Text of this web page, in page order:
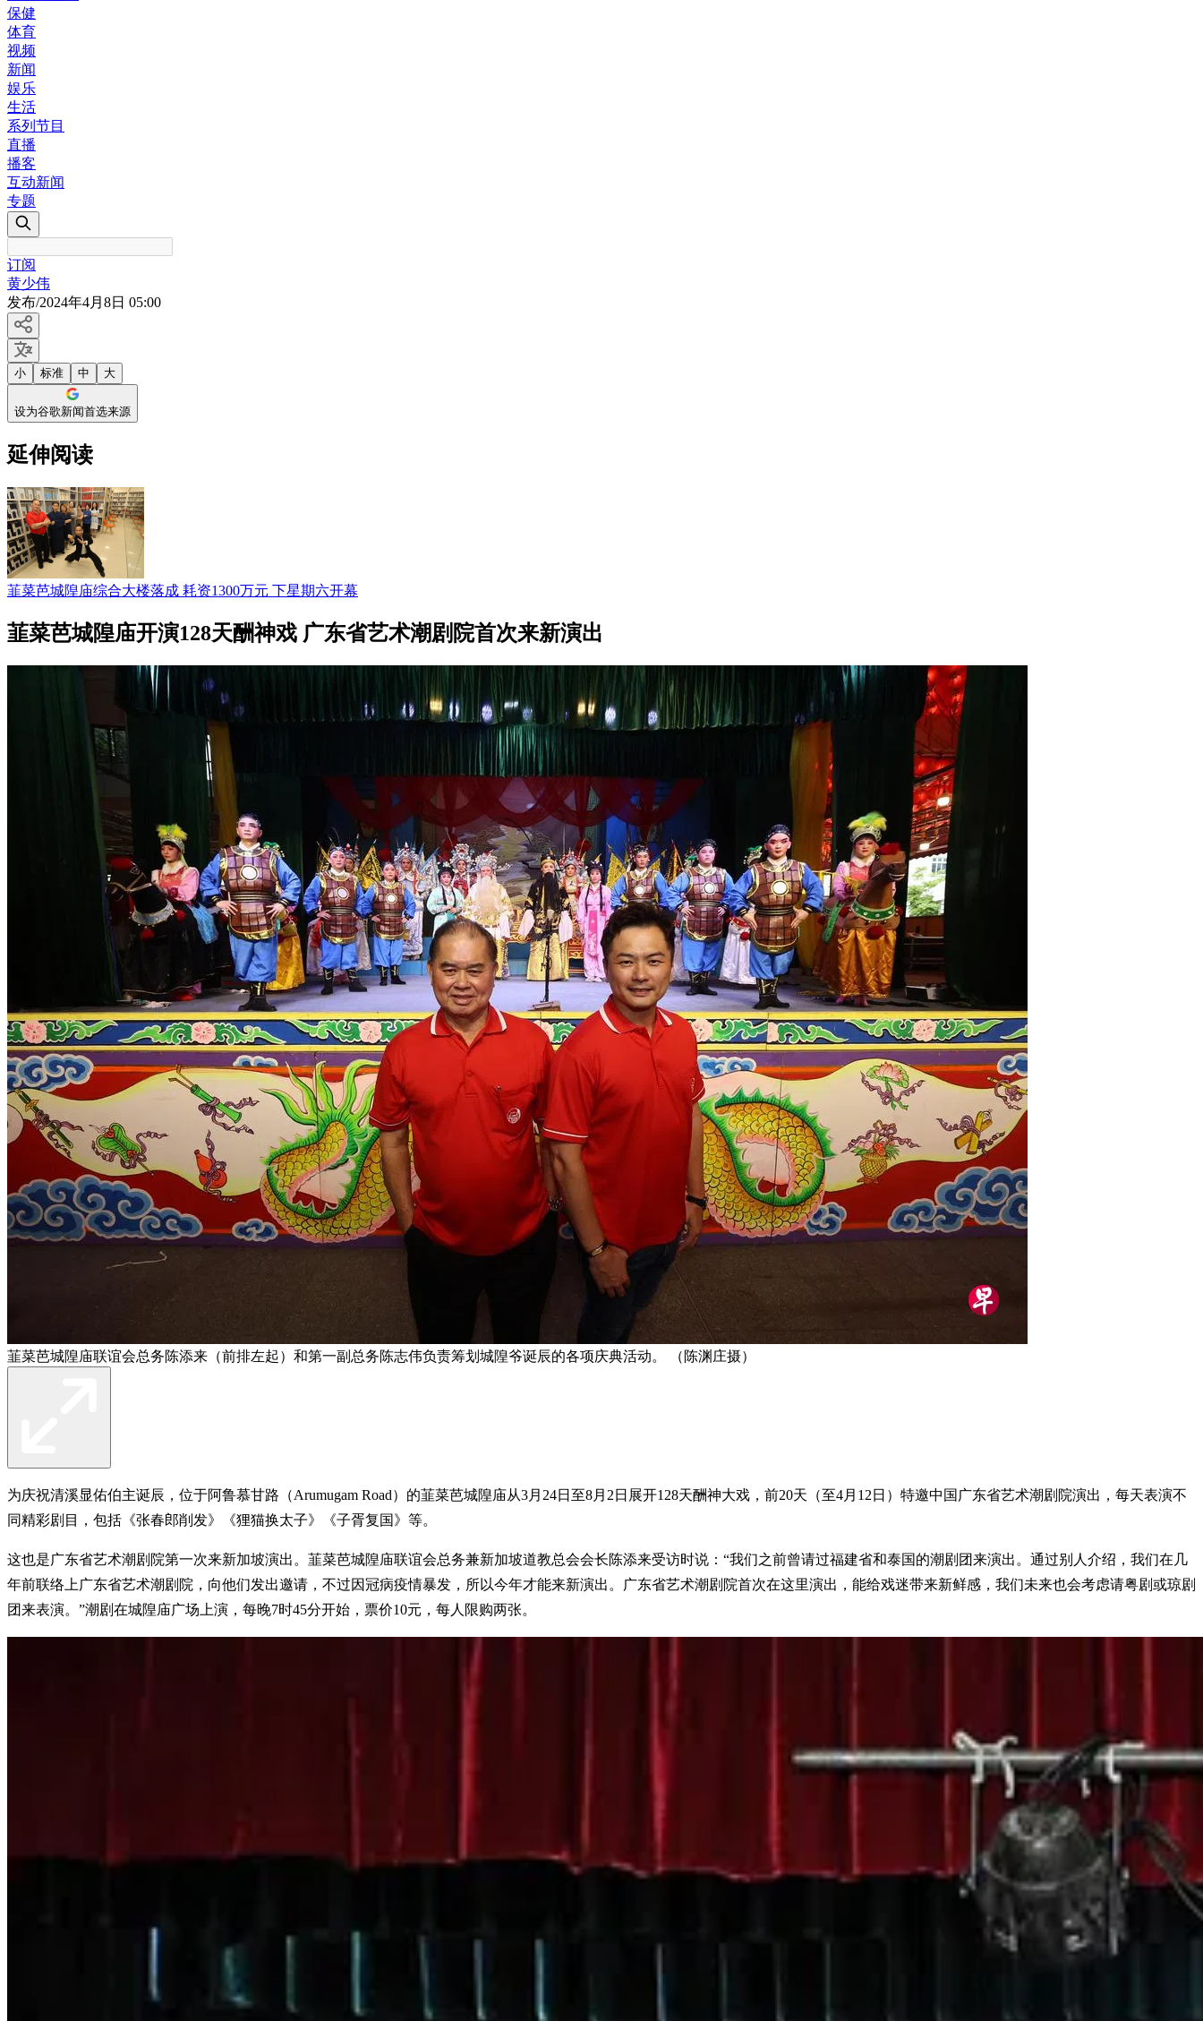
保健
体育
视频
新闻
娱乐
生活
系列节目
直播
播客
互动新闻
专题
订阅
黄少伟
发布/2024年4月8日 05:00
小 标准 中 大
设为谷歌新闻首选来源
延伸阅读
韮菜芭城隍庙综合大楼落成 耗资1300万元 下星期六开幕
韮菜芭城隍庙开演128天酬神戏 广东省艺术潮剧院首次来新演出
韮菜芭城隍庙联谊会总务陈添来（前排左起）和第一副总务陈志伟负责筹划城隍爷诞辰的各项庆典活动。 （陈渊庄摄）
为庆祝清溪显佑伯主诞辰，位于阿鲁慕甘路（Arumugam Road）的韮菜芭城隍庙从3月24日至8月2日展开128天酬神大戏，前20天（至4月12日）特邀中国广东省艺术潮剧院演出，每天表演不
同精彩剧目，包括《张春郎削发》《狸猫换太子》《子胥复国》等。
这也是广东省艺术潮剧院第一次来新加坡演出。韮菜芭城隍庙联谊会总务兼新加坡道教总会会长陈添来受访时说：“我们之前曾请过福建省和泰国的潮剧团来演出。通过别人介绍，我们在几
年前联络上广东省艺术潮剧院，向他们发出邀请，不过因冠病疫情暴发，所以今年才能来新演出。广东省艺术潮剧院首次在这里演出，能给戏迷带来新鲜感，我们未来也会考虑请粤剧或琼剧
团来表演。”潮剧在城隍庙广场上演，每晚7时45分开始，票价10元，每人限购两张。